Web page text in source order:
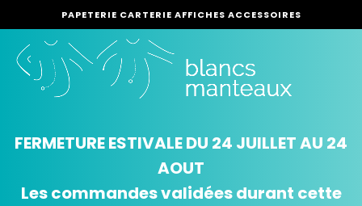
PAPETERIE CARTERIE AFFICHES ACCESSOIRES
FERMETURE ESTIVALE DU 24 JUILLET AU 24
AOUT
Les commandes validées durant cette